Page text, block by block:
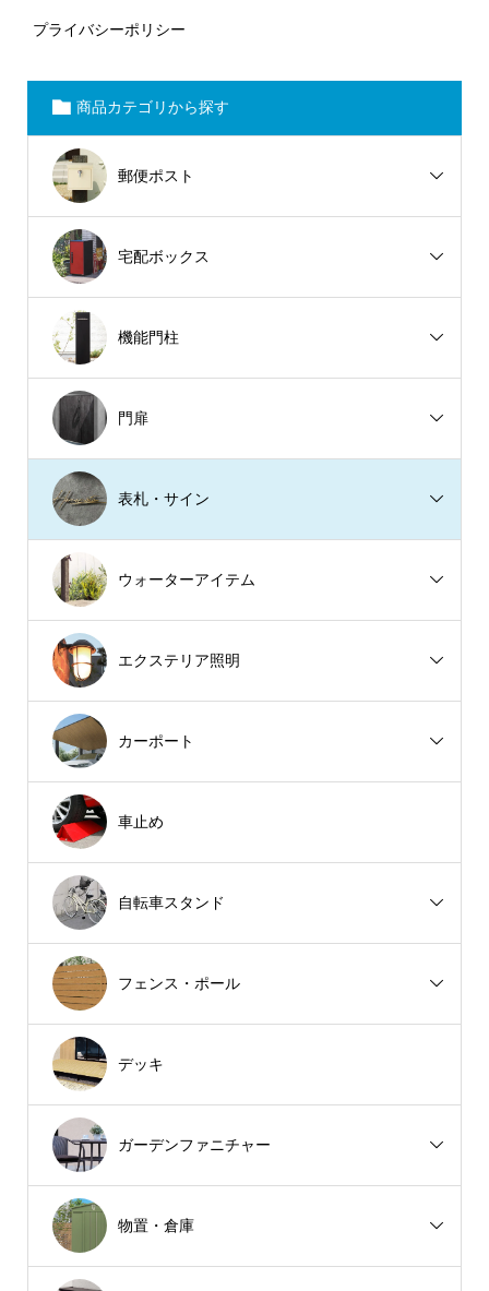
プライバシーポリシー
商品カテゴリから探す
郵便ポスト
宅配ボックス
機能門柱
門扉
表札・サイン
ウォーターアイテム
エクステリア照明
カーポート
車止め
自転車スタンド
フェンス・ポール
デッキ
ガーデンファニチャー
物置・倉庫